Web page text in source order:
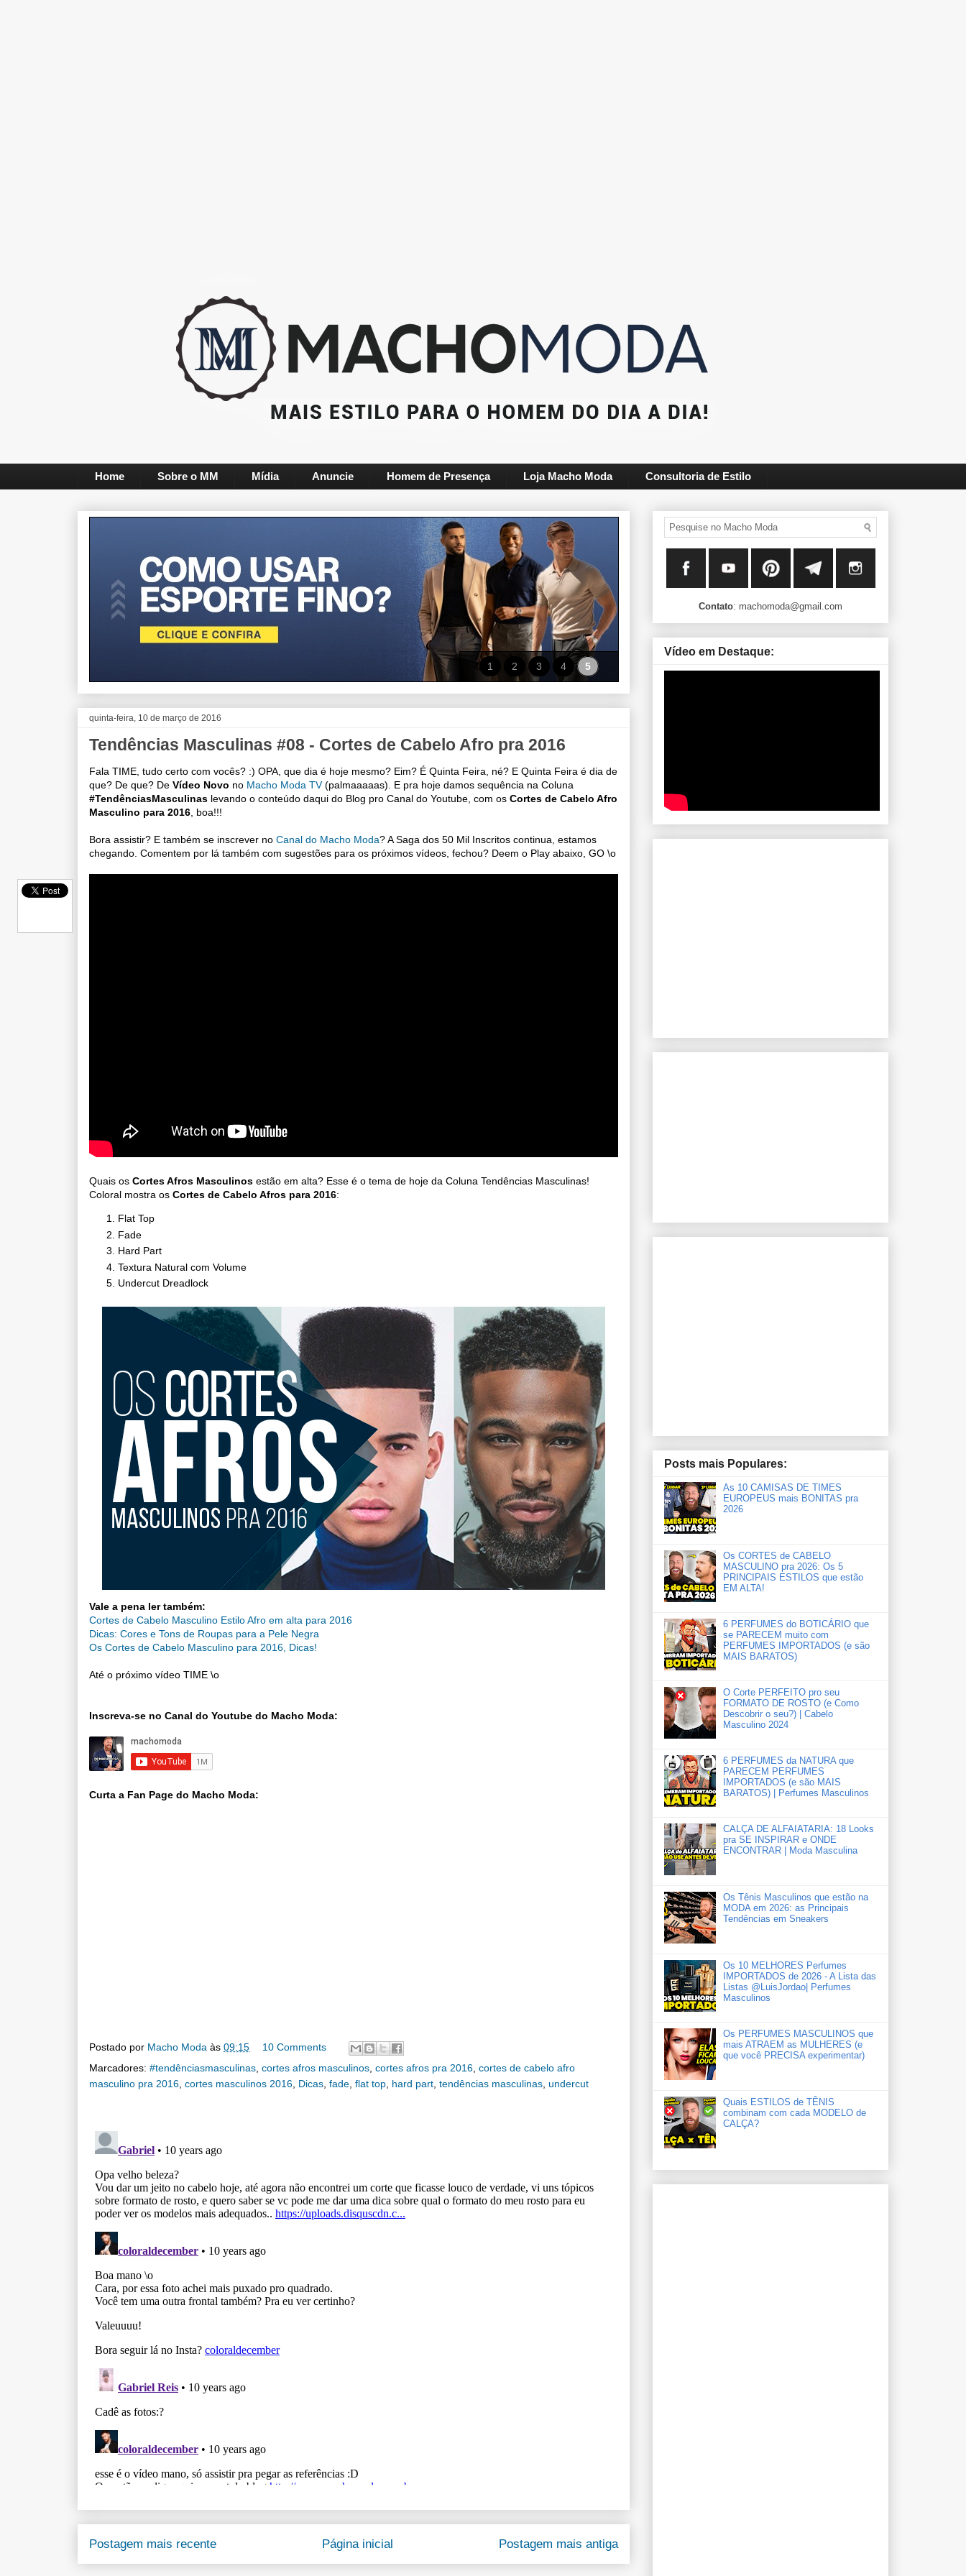
Home Sobre o MM Mídia Anuncie Homem de Presença Loja Macho Moda Consultoria de Estilo
1 2 3 4 5
quinta-feira, 10 de março de 2016
Tendências Masculinas #08 - Cortes de Cabelo Afro pra 2016
Fala TIME, tudo certo com vocês? :) OPA, que dia é hoje mesmo? Eim? É Quinta Feira, né? E Quinta Feira é dia de
que? De que? De Vídeo Novo no Macho Moda TV(palmaaaaas). E pra hoje damos sequência na Coluna
#TendênciasMasculinas levando o conteúdo daqui do Blog pro Canal do Youtube, com os Cortes de Cabelo Afro
Masculino para 2016 , boa!!!
Bora assistir? E também se inscrever no Canal do Macho Moda? A Saga dos 50 Mil Inscritos continua, estamos
chegando. Comentem por lá também com sugestões para os próximos vídeos, fechou? Deem o Play abaixo, GO \o
Quais os Cortes Afros Masculinos estão em alta? Esse é o tema de hoje da Coluna Tendências Masculinas!
Coloral mostra os Cortes de Cabelo Afros para 2016:
Flat Top
Fade
Hard Part
Textura Natural com Volume
Undercut Dreadlock
Vale a pena ler também:
Cortes de Cabelo Masculino Estilo Afro em alta para 2016
Dicas: Cores e Tons de Roupas para a Pele Negra
Os Cortes de Cabelo Masculino para 2016, Dicas!
Até o próximo vídeo TIME \o
Inscreva-se no Canal do Youtube do Macho Moda:
Curta a Fan Page do Macho Moda:
Postado por Macho Moda às 09:15
10 Comments
Marcadores: #tendênciasmasculinas cortes afros masculinos cortes afros pra 2016 cortes de cabelo afro
masculino pra 2016 cortes masculinos 2016 Dicas fade flat top hard part tendências masculinas undercut
Postagem mais recente Postagem mais antiga
Página inicial
Contato: machomoda@gmail.com
Vídeo em Destaque:
Posts mais Populares:
As 10 CAMISAS DE TIMES
EUROPEUS mais BONITAS pra
2026
Os CORTES de CABELO
MASCULINO pra 2026: Os 5
PRINCIPAIS ESTILOS que estão
EM ALTA!
6 PERFUMES do BOTICÁRIO que
se PARECEM muito com
PERFUMES IMPORTADOS (e são
MAIS BARATOS)
O Corte PERFEITO pro seu
FORMATO DE ROSTO (e Como
Descobrir o seu?) | Cabelo
Masculino 2024
6 PERFUMES da NATURA que
PARECEM PERFUMES
IMPORTADOS (e são MAIS
BARATOS) | Perfumes Masculinos
CALÇA DE ALFAIATARIA: 18 Looks
pra SE INSPIRAR e ONDE
ENCONTRAR | Moda Masculina
Os Tênis Masculinos que estão na
MODA em 2026: as Principais
Tendências em Sneakers
Os 10 MELHORES Perfumes
IMPORTADOS de 2026 - A Lista das
Listas ‪‪‪@LuisJordao‬| Perfumes
Masculinos
Os PERFUMES MASCULINOS que
mais ATRAEM as MULHERES (e
que você PRECISA experimentar)
Quais ESTILOS de TÊNIS
combinam com cada MODELO de
CALÇA?